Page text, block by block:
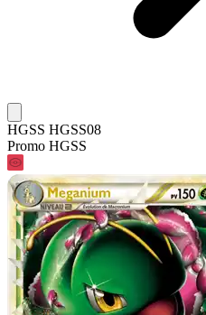
HGSS HGSS08
Promo HGSS